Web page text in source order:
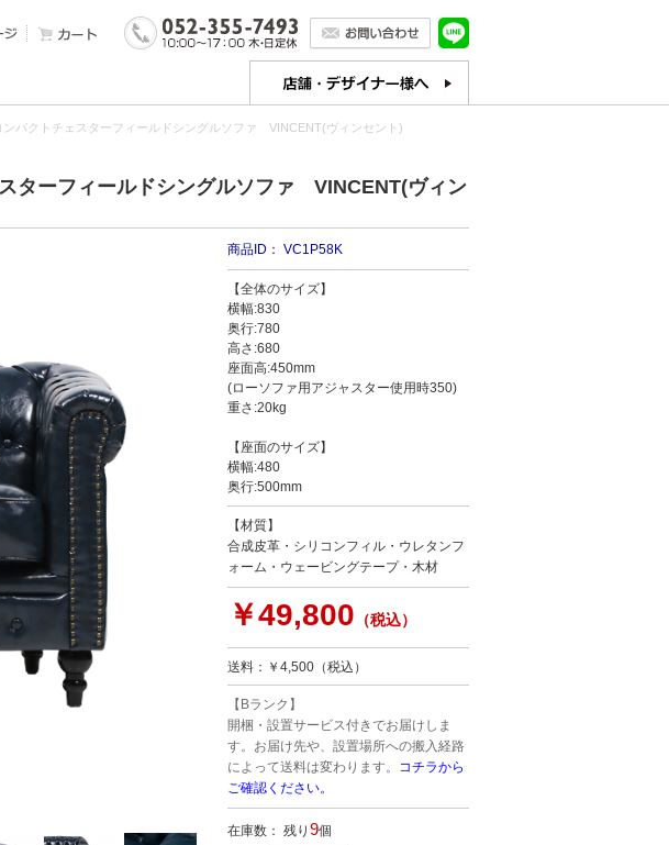
ンパクトチェスターフィールドシングルソファ VINCENT(ヴィンセント)
ターフィールドシングルソファ VINCENT(ヴィン
商品ID： VC1P58K
【全体のサイズ】
横幅:830
奥行:780
高さ:680
座面高:450mm
(ローソファ用アジャスター使用時350)
重さ:20kg
【座面のサイズ】
横幅:480
奥行:500mm
【材質】
合成皮革・シリコンフィル・ウレタンフ
ォーム・ウェービングテープ・木材
￥49,800 （税込）
送料：￥4,500（税込）
【Bランク】
開梱・設置サービス付きでお届けしま
す。お届け先や、設置場所への搬入経路
によって送料は変わります。 コチラから
ご確認ください。
在庫数： 残り 9個